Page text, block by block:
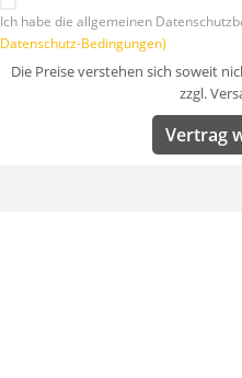
Ich habe die allgemeinen
Datenschutz-Bedingungen)
Die Preise verstehen sich soweit
zzgl.
Vertrag